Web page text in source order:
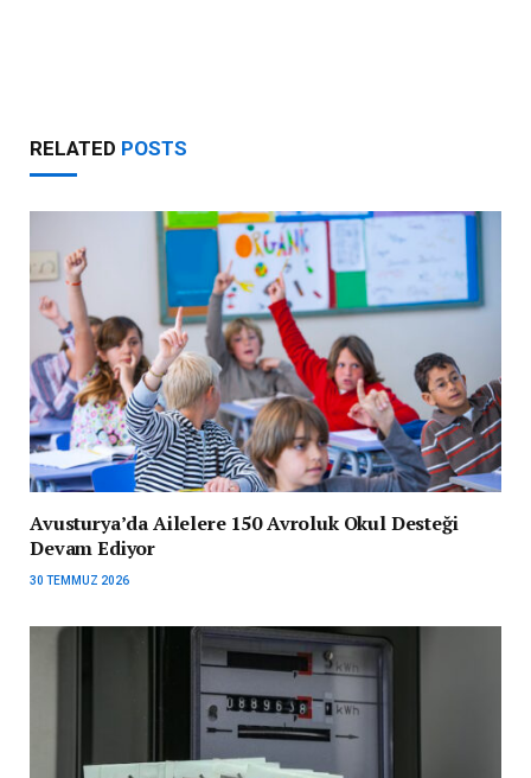
RELATED POSTS
Avusturya’da Ailelere 150 Avroluk Okul Desteği
Devam Ediyor
30 TEMMUZ 2026